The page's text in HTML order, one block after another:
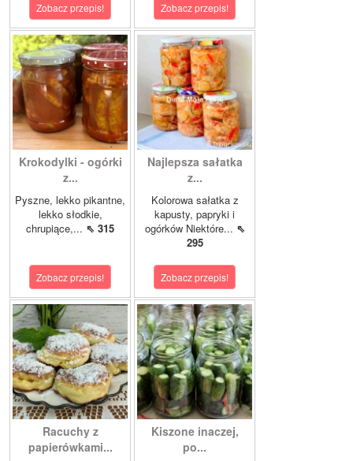
Zobacz przepis! Zobacz przepis!
Krokodylki - ogórki
z...
Pyszne, lekko pikantne,
lekko słodkie,
chrupiące,... ⇖ 315
Zobacz przepis!
Najlepsza sałatka
z...
Kolorowa sałatka z
kapusty, papryki i
ogórków Niektóre... ⇖
295
Zobacz przepis!
Racuchy z
papierówkami...
Kiszone inaczej,
po...